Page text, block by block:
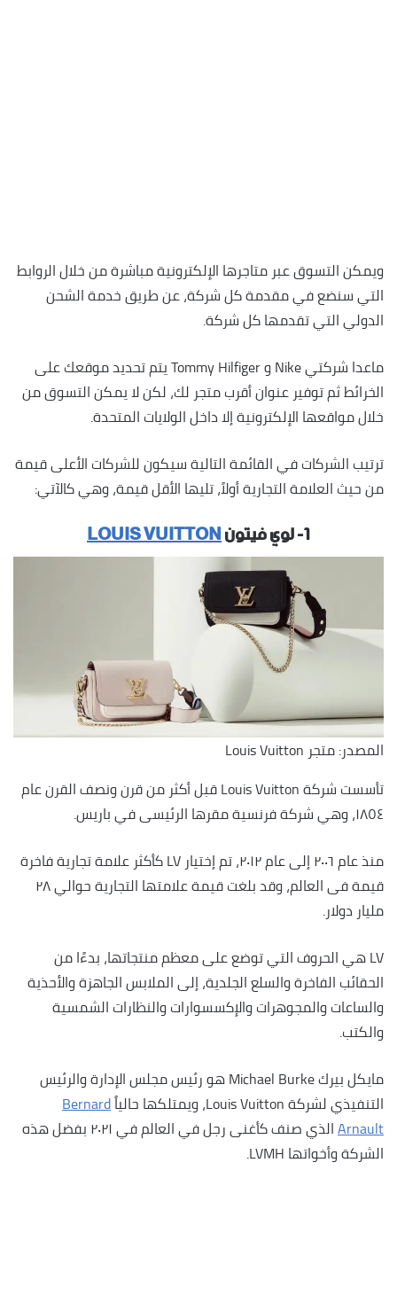
ويمكن التسوق عبر متاجرها الإلكترونية مباشرة من خلال الروابط
التي سنضع في مقدمة كل شركة، عن طريق خدمة الشحن
الدولي التي تقدمها كل شركة.
ماعدا شركتي Nike و Tommy Hilfiger يتم تحديد موقعك على
الخرائط ثم توفير عنوان أقرب متجر لك، لكن لا يمكن التسوق من
خلال مواقعها الإلكترونية إلا داخل الولايات المتحدة.
ترتيب الشركات في القائمة التالية سيكون للشركات الأعلى قيمة
من حيث العلامة التجارية أولاً، تليها الأقل قيمة، وهي كالآتي:
١- لوي فيتون LOUIS VUITTON
المصدر: متجر Louis Vuitton
تأسست شركة Louis Vuitton قبل أكثر من قرن ونصف القرن عام
١٨٥٤، وهي شركة فرنسية مقرها الرئيسى في باريس.
منذ عام ٢٠٠٦ إلى عام ٢٠١٢، تم إختيار LV كأكثر علامة تجارية فاخرة
قيمة فى العالم، وقد بلغت قيمة علامتها التجارية حوالي ٢٨
مليار دولار.
LV هي الحروف التي توضع على معظم منتجاتها، بدءًا من
الحقائب الفاخرة والسلع الجلدية، إلى الملابس الجاهزة والأحذية
والساعات والمجوهرات والإكسسوارات والنظارات الشمسية
والكتب.
مايكل بيرك Michael Burke هو رئيس مجلس الإدارة والرئيس
التنفيذي لشركة Louis Vuitton، ويمتلكها حالياً
Bernard
Arnault
الذي صنف كأغنى رجل في العالم في ٢٠٢١ بفضل هذه
الشركة وأخواتها LVMH.